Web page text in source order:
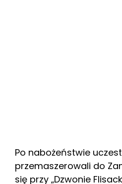
Po nabożeństwie
przemaszerowali do
się przy „Dzwonie